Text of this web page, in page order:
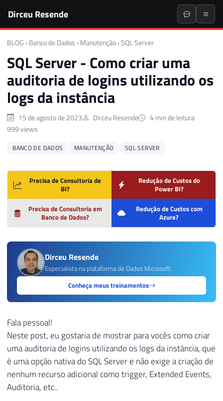
Dirceu Resende
BLOG › Banco de Dados › Manutenção ›SQL Server
SQL Server - Como criar uma
auditoria de logins utilizando os
logs da instância
15 de agosto de 2023 Dirceu Resende
4 min de leitura
999 views
BANCO DE DADOS MANUTENÇÃO SQL SERVER
Precisa de Consultoria de
BI?
Redução de Custos do
Power BI?
Precisa de Consultoria em
Banco de Dados?
Redução de Custos com
Azure?
Dirceu Resende
Especialista na plataforma de Dados Microsoft
Conheça meus treinamentos
Fala pessoal!
Neste post, eu gostaria de mostrar para vocês como criar
uma auditoria de logins utilizando os logs da instância, que
é uma opção nativa do SQL Server e não exige a criação de
nenhum recurso adicional como trigger, Extended Events,
Auditoria, etc..